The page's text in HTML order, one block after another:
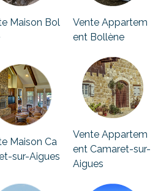
Maison Bol
Vente Appartem
ent Bollène
Maison Ca
sur-Aigues
Vente Appartem
ent Camaret-sur-
Aigues